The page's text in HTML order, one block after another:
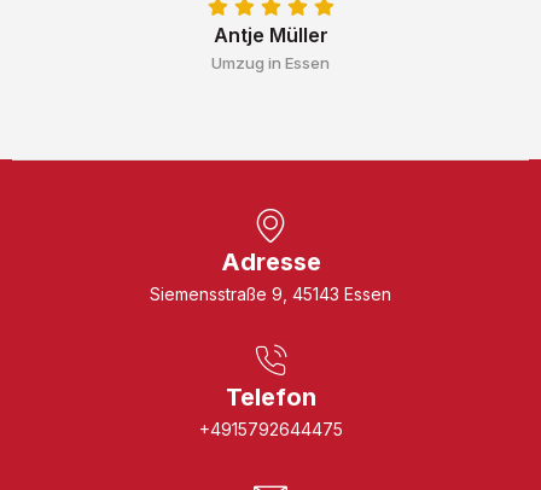
Antje Müller
Umzug in Essen
Adresse
Siemensstraße 9, 45143 Essen
Telefon
+4915792644475